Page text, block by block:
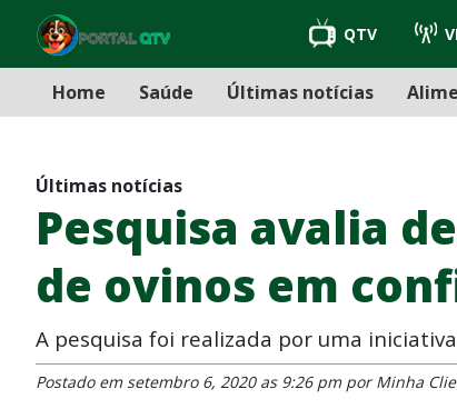
QTV
Home Saúde Últimas notícias
Últimas notícias
Pesquisa avalia
de ovinos em
A pesquisa foi realizada por uma
Postado em setembro 6, 2020 as 9:26 pm por Minha